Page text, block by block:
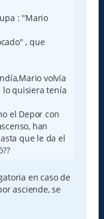
: "Mario
, que
volvía
lo quisiera tenía
el Depor con
han
que le da el
en caso de
asciende, se